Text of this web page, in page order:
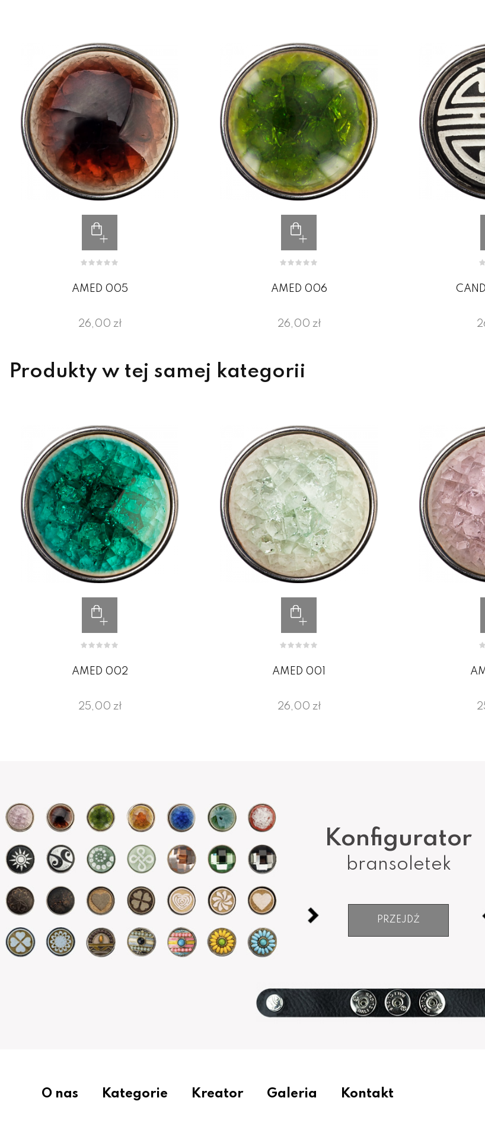
AMED 005
26,00 zł
AMED 006
26,00 zł
Produkty w tej samej kategorii
AMED 002
25,00 zł
AMED 001
26,00 zł
Konfigurator
bransoletek
PRZEJDŹ
O nas Kategorie Kreator Galeria Kontakt